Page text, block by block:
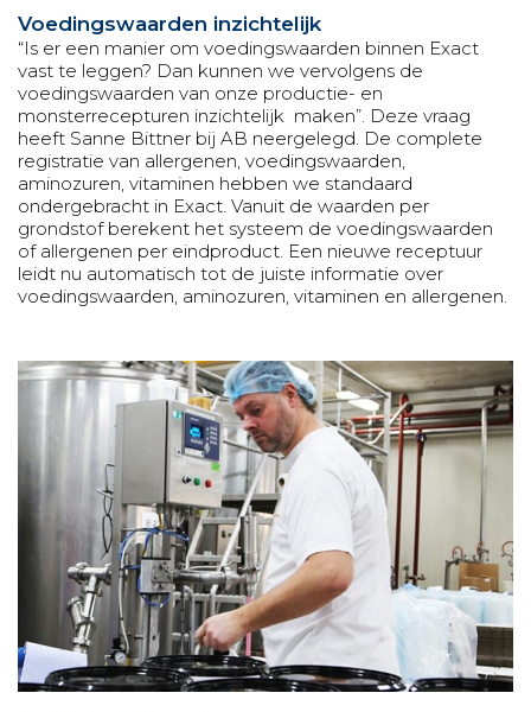
Voedingswaarden inzichtelijk
“Is er een manier om voedingswaarden binnen Exact
vast te leggen? Dan kunnen we vervolgens de
voedingswaarden van onze productie- en
monsterrecepturen inzichtelijk maken”. Deze vraag
heeft Sanne Bittner bij AB neergelegd. De complete
registratie van allergenen, voedingswaarden,
aminozuren, vitaminen hebben we standaard
ondergebracht in Exact. Vanuit de waarden per
grondstof berekent het systeem de voedingswaarden
of allergenen per eindproduct. Een nieuwe receptuur
leidt nu automatisch tot de juiste informatie over
voedingswaarden, aminozuren, vitaminen en allergenen.